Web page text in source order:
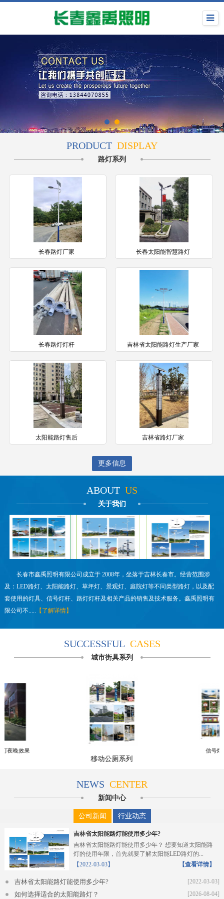
PRODUCT DISPLAY
路灯系列
长春路灯厂家 长春太阳能智慧路灯
长春路灯灯杆 吉林省太阳能路灯生产厂家
太阳能路灯售后 吉林省路灯厂家
更多信息
ABOUT US
关于我们
长春市鑫禹照明有限公司成立于 2008年，坐落于吉林长春市。经营范围涉
及：LED路灯、太阳能路灯、草坪灯、景观灯、庭院灯等不同类型路灯，以及配
套使用的灯具、信号灯杆、路灯灯杆及相关产品的销售及技术服务。鑫禹照明有
限公司不.....
【了解详情】
SUCCESSFUL CASES
城市街具系列
灯夜晚效果
移动公厕系列
信号灯
NEWS CENTER
新闻中心
公司新闻 行业动态
吉林省太阳能路灯能使用多少年?
吉林省太阳能路灯能使用多少年？ 想要知道太阳能路
灯的使用年限，首先就要了解太阳能LED路灯的...
【2022-03-03】
【查看详情】
[2022-03-03]
吉林省太阳能路灯能使用多少年?
[2026-08-04]
如何选择适合的太阳能路灯？